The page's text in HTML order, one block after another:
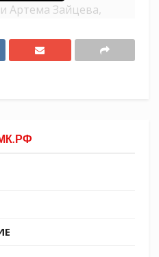
Артема Зайцева,
Терновых и
себя с
опыт.